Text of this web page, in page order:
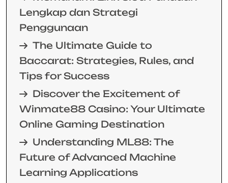
Lengkap dan Strategi
Penggunaan
The Ultimate Guide to
Baccarat: Strategies, Rules, and
Tips for Success
Discover the Excitement of
Winmate88 Casino: Your Ultimate
Online Gaming Destination
Understanding ML88: The
Future of Advanced Machine
Learning Applications